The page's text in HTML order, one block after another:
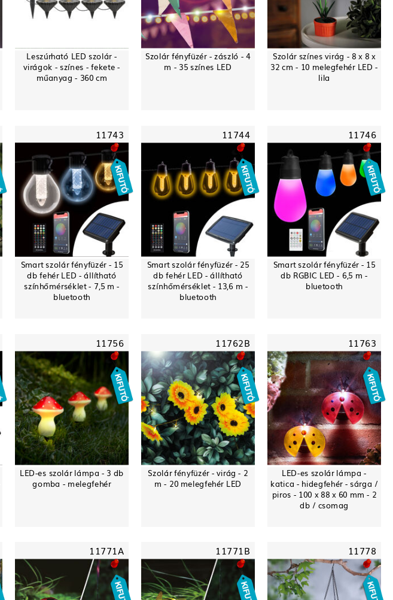
Leszúrható LED szolár -
virágok - színes - fekete -
műanyag - 360 cm
Szolár fényfüzér - zászló - 4
m - 35 színes LED
Szolár színes virág - 8 x 8 x
32 cm - 10 melegfehér LED -
lila
11743
Smart szolár fényfüzér - 15
db fehér LED - állítható
színhőmérséklet - 7,5 m -
bluetooth
11744
Smart szolár fényfüzér - 25
db fehér LED - állítható
színhőmérséklet - 13,6 m -
bluetooth
11746
Smart szolár fényfüzér - 15
db RGBIC LED - 6,5 m -
bluetooth
11756
LED-es szolár lámpa - 3 db
gomba - melegfehér
11762B
Szolár fényfüzér - virág - 2
m - 20 melegfehér LED
11763
LED-es szolár lámpa -
katica - hidegfehér - sárga /
piros - 100 x 88 x 60 mm - 2
db / csomag
11771A 11771B 11778